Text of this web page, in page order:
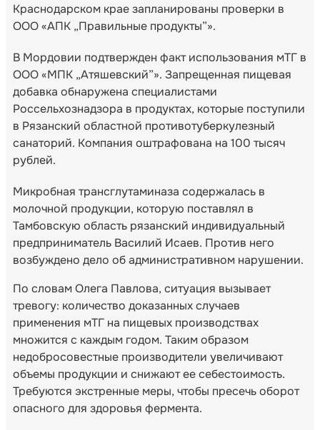
Краснодарском крае запланированы проверки в
ООО «АПК „Правильные продукты”».
В Мордовии подтвержден факт использования мТГ в
ООО «МПК „Атяшевский”». Запрещенная пищевая
добавка обнаружена специалистами
Россельхознадзора в продуктах, которые поступили
в Рязанский областной противотуберкулезный
санаторий. Компания оштрафована на 100 тысяч
рублей.
Микробная трансглутаминаза содержалась в
молочной продукции, которую поставлял в
Тамбовскую область рязанский индивидуальный
предприниматель Василий Исаев. Против него
возбуждено дело об административном нарушении.
По словам Олега Павлова, ситуация вызывает
тревогу: количество доказанных случаев
применения мТГ на пищевых производствах
множится с каждым годом. Таким образом
недобросовестные производители увеличивают
объемы продукции и снижают ее себестоимость.
Требуются экстренные меры, чтобы пресечь оборот
опасного для здоровья фермента.